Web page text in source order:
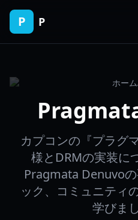
P P
ホーム
カプコンの『プラグ
様とDRMの実装に
Pragmata Denuvo
ック、コミュニティ
学びま